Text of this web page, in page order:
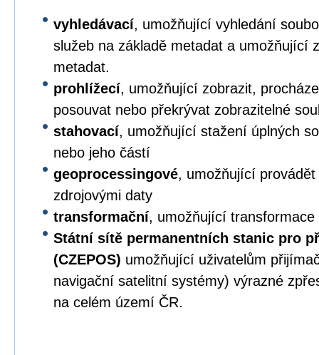
vyhledávací, umožňující vyhledání
služeb na základě metadat a umožňující
metadat.
prohlížecí, umožňující zobrazit,
posouvat nebo překrývat zobrazitelné
stahovací, umožňující stažení úplných
nebo jeho částí
geoprocessingové, umožňující
zdrojovými daty
transformační, umožňující transformace
Státní sítě permanentních stanic pro
(CZEPOS) umožňující uživatelům
navigační satelitní systémy) výrazné
na celém území ČR.